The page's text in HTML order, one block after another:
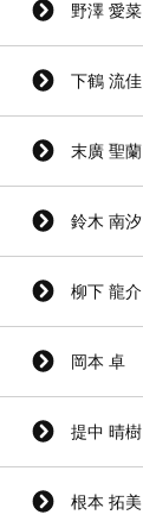
野澤 愛菜
下鶴 流佳
末廣 聖蘭
鈴木 南汐
柳下 龍介
岡本 卓
提中 晴樹
根本 拓美